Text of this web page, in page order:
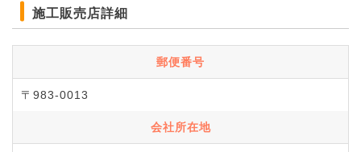
施工販売店詳細
郵便番号
〒983-0013
会社所在地